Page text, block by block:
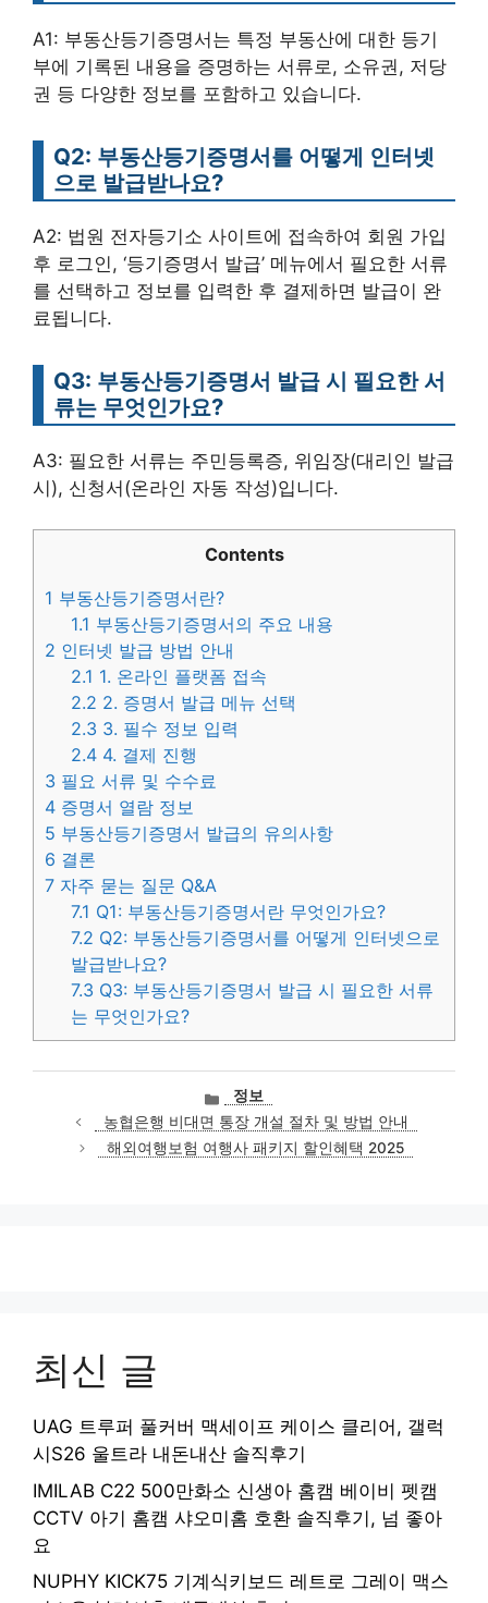
A1: 부동산등기증명서는 특정 부동산에 대한 등기
부에 기록된 내용을 증명하는 서류로, 소유권, 저당
권 등 다양한 정보를 포함하고 있습니다.
Q2: 부동산등기증명서를 어떻게 인터넷
으로 발급받나요?
A2: 법원 전자등기소 사이트에 접속하여 회원 가입
후 로그인, ‘등기증명서 발급’ 메뉴에서 필요한 서류
를 선택하고 정보를 입력한 후 결제하면 발급이 완
료됩니다.
Q3: 부동산등기증명서 발급 시 필요한 서
류는 무엇인가요?
A3: 필요한 서류는 주민등록증, 위임장(대리인 발급
시), 신청서(온라인 자동 작성)입니다.
Contents
1 부동산등기증명서란?
1.1 부동산등기증명서의 주요 내용
2 인터넷 발급 방법 안내
2.1 1. 온라인 플랫폼 접속
2.2 2. 증명서 발급 메뉴 선택
2.3 3. 필수 정보 입력
2.4 4. 결제 진행
3 필요 서류 및 수수료
4 증명서 열람 정보
5 부동산등기증명서 발급의 유의사항
6 결론
7 자주 묻는 질문 Q&A
7.1 Q1: 부동산등기증명서란 무엇인가요?
7.2 Q2: 부동산등기증명서를 어떻게 인터넷으로
발급받나요?
7.3 Q3: 부동산등기증명서 발급 시 필요한 서류
는 무엇인가요?
카
테
고
리
정보
농협은행 비대면 통장 개설 절차 및 방법 안내
해외여행보험 여행사 패키지 할인혜택 2025
최신 글
UAG 트루퍼 풀커버 맥세이프 케이스 클리어, 갤럭
시S26 울트라 내돈내산 솔직후기
IMILAB C22 500만화소 신생아 홈캠 베이비 펫캠
CCTV 아기 홈캠 샤오미홈 호환 솔직후기, 넘 좋아
요
NUPHY KICK75 기계식키보드 레트로 그레이 맥스